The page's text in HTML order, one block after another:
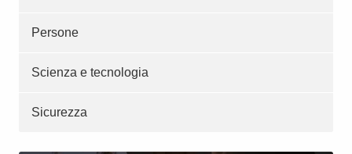
Persone
Scienza e tecnologia
Sicurezza